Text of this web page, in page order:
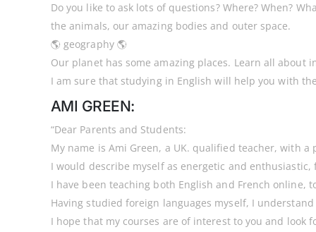
Do you like to ask lots of questions? Where? When?
the animals, our amazing bodies and outer space.
🌎 geography 🌎
Our planet has some amazing places. Learn all
I am sure that studying in English will help you with
AMI GREEN:
“Dear Parents and Students:
My name is Ami Green, a UK. qualified teacher, with
I would describe myself as energetic and
I have been teaching both English and French
Having studied foreign languages myself, I
I hope that my courses are of interest to you and